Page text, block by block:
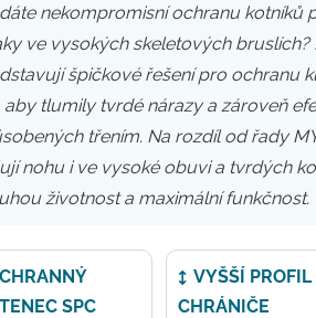
nekompromisní ochranu kotníků
ve vysokých skeletových bruslích?
špičkové řešení pro ochranu
aby tlumily tvrdé nárazy a zároveň
třením. Na rozdíl od řady
nohu i ve vysoké obuvi a tvrdých
životnost a maximální funkčnost.
SPC
VYŠŠÍ PROFIL
CHRÁNIČE